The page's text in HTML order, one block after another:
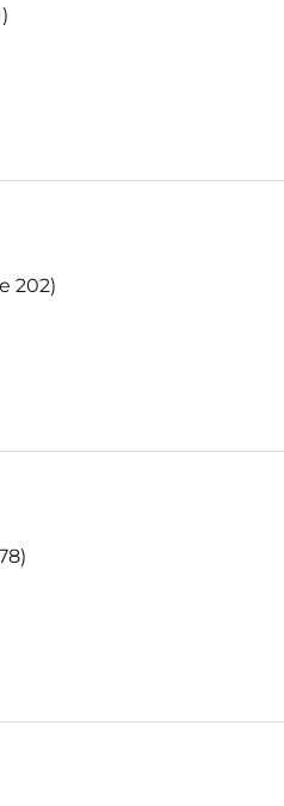
202)